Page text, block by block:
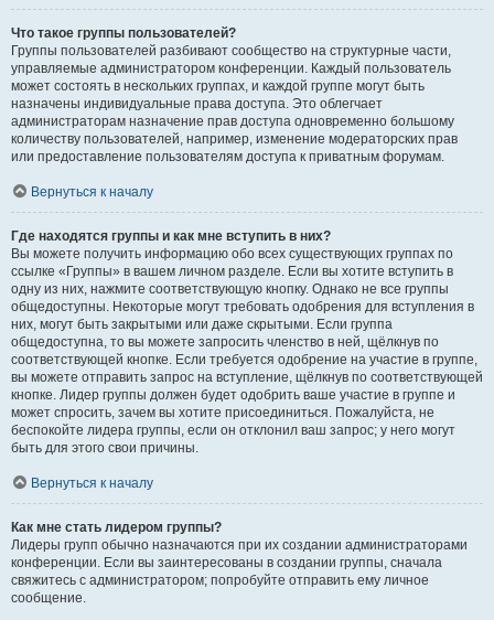
Что такое группы пользователей?
Группы пользователей разбивают сообщество на структурные части,
управляемые администратором конференции. Каждый пользователь
может состоять в нескольких группах, и каждой группе могут быть
назначены индивидуальные права доступа. Это облегчает
администраторам назначение прав доступа одновременно большому
количеству пользователей, например, изменение модераторских прав
или предоставление пользователям доступа к приватным форумам.
Вернуться к началу
Где находятся группы и как мне вступить в них?
Вы можете получить информацию обо всех существующих группах по
ссылке «Группы» в вашем личном разделе. Если вы хотите вступить в
одну из них, нажмите соответствующую кнопку. Однако не все группы
общедоступны. Некоторые могут требовать одобрения для вступления в
них, могут быть закрытыми или даже скрытыми. Если группа
общедоступна, то вы можете запросить членство в ней, щёлкнув по
соответствующей кнопке. Если требуется одобрение на участие в группе,
вы можете отправить запрос на вступление, щёлкнув по соответствующей
кнопке. Лидер группы должен будет одобрить ваше участие в группе и
может спросить, зачем вы хотите присоединиться. Пожалуйста, не
беспокойте лидера группы, если он отклонил ваш запрос; у него могут
быть для этого свои причины.
Вернуться к началу
Как мне стать лидером группы?
Лидеры групп обычно назначаются при их создании администраторами
конференции. Если вы заинтересованы в создании группы, сначала
свяжитесь с администратором; попробуйте отправить ему личное
сообщение.